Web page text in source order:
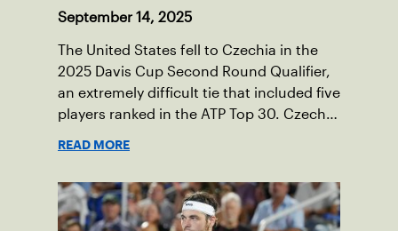
September 14, 2025
The United States fell to Czechia in the
2025 Davis Cup Second Round Qualifier,
an extremely difficult tie that included five
players ranked in the ATP Top 30. Czechia
READ MORE